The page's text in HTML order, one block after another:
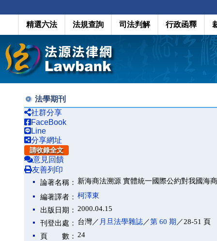
精選六法 法規查詢 司法判解 行政函釋
法學期刊
社群分享
FaceBook
Line
分享網址
請收錄全文
意見回饋
友善列印
論著名稱： 新海商法溯源 實體統一國際公約對我國海
編著譯者： 柯澤東
出版日期： 2000.04.15
刊登出處： 台灣／ 月旦法學雜誌／第 60 期 ／28-51 頁
頁 數： 24